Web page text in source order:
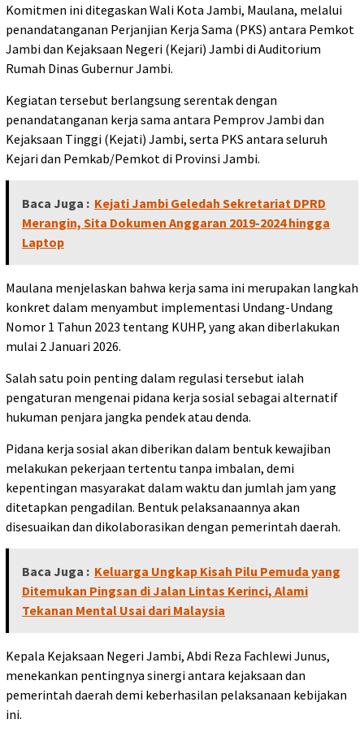
Komitmen ini ditegaskan Wali Kota Jambi, Maulana, melalui
penandatanganan Perjanjian Kerja Sama (PKS) antara Pemkot
Jambi dan Kejaksaan Negeri (Kejari) Jambi di Auditorium
Rumah Dinas Gubernur Jambi.
Kegiatan tersebut berlangsung serentak dengan
penandatanganan kerja sama antara Pemprov Jambi dan
Kejaksaan Tinggi (Kejati) Jambi, serta PKS antara seluruh
Kejari dan Pemkab/Pemkot di Provinsi Jambi.
Baca Juga : Kejati Jambi Geledah Sekretariat DPRD
Merangin, Sita Dokumen Anggaran 2019-2024 hingga
Laptop
Maulana menjelaskan bahwa kerja sama ini merupakan langkah
konkret dalam menyambut implementasi Undang-Undang
Nomor 1 Tahun 2023 tentang KUHP, yang akan diberlakukan
mulai 2 Januari 2026.
Salah satu poin penting dalam regulasi tersebut ialah
pengaturan mengenai pidana kerja sosial sebagai alternatif
hukuman penjara jangka pendek atau denda.
Pidana kerja sosial akan diberikan dalam bentuk kewajiban
melakukan pekerjaan tertentu tanpa imbalan, demi
kepentingan masyarakat dalam waktu dan jumlah jam yang
ditetapkan pengadilan. Bentuk pelaksanaannya akan
disesuaikan dan dikolaborasikan dengan pemerintah daerah.
Baca Juga : Keluarga Ungkap Kisah Pilu Pemuda yang
Ditemukan Pingsan di Jalan Lintas Kerinci, Alami
Tekanan Mental Usai dari Malaysia
Kepala Kejaksaan Negeri Jambi, Abdi Reza Fachlewi Junus,
menekankan pentingnya sinergi antara kejaksaan dan
pemerintah daerah demi keberhasilan pelaksanaan kebijakan
ini.